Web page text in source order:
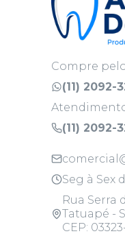
Compre
(11) 2092-
(11) 2092-
Seg à Sex
Rua Serra
Tatuapé -
CEP: